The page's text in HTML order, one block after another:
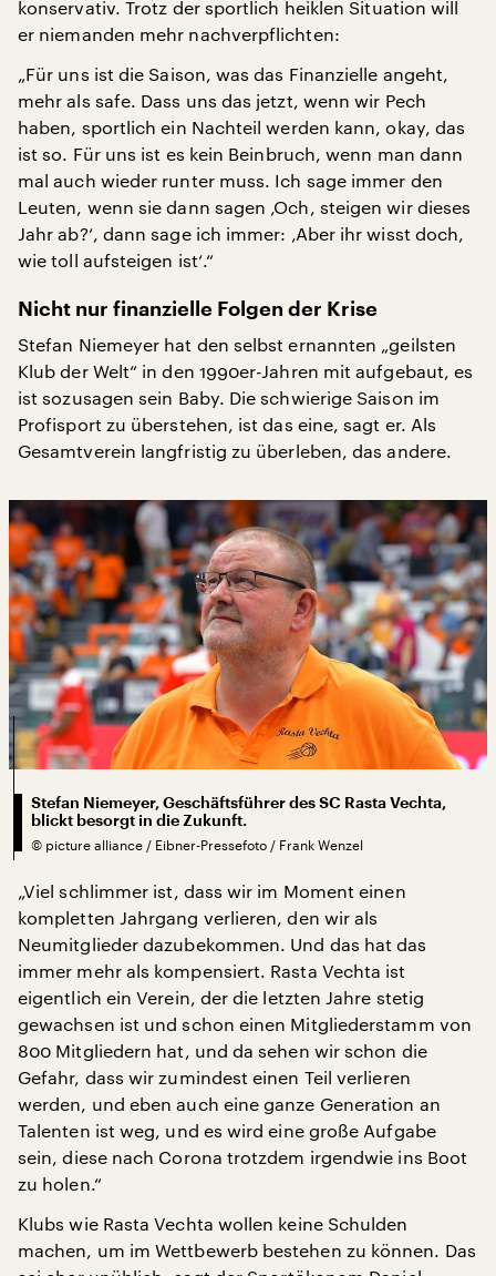
konservativ. Trotz der sportlich heiklen Situation will
er niemanden mehr nachverpflichten:
„Für uns ist die Saison, was das Finanzielle angeht,
mehr als safe. Dass uns das jetzt, wenn wir Pech
haben, sportlich ein Nachteil werden kann, okay, das
ist so. Für uns ist es kein Beinbruch, wenn man dann
mal auch wieder runter muss. Ich sage immer den
Leuten, wenn sie dann sagen ‚Och, steigen wir dieses
Jahr ab?‘, dann sage ich immer: ‚Aber ihr wisst doch,
wie toll aufsteigen ist‘.“
Nicht nur finanzielle Folgen der Krise
Stefan Niemeyer hat den selbst ernannten „geilsten
Klub der Welt“ in den 1990er-Jahren mit aufgebaut, es
ist sozusagen sein Baby. Die schwierige Saison im
Profisport zu überstehen, ist das eine, sagt er. Als
Gesamtverein langfristig zu überleben, das andere.
Stefan Niemeyer, Geschäftsführer des SC Rasta Vechta,
blickt besorgt in die Zukunft.
© picture alliance / Eibner-Pressefoto / Frank Wenzel
„Viel schlimmer ist, dass wir im Moment einen
kompletten Jahrgang verlieren, den wir als
Neumitglieder dazubekommen. Und das hat das
immer mehr als kompensiert. Rasta Vechta ist
eigentlich ein Verein, der die letzten Jahre stetig
gewachsen ist und schon einen Mitgliederstamm von
800 Mitgliedern hat, und da sehen wir schon die
Gefahr, dass wir zumindest einen Teil verlieren
werden, und eben auch eine ganze Generation an
Talenten ist weg, und es wird eine große Aufgabe
sein, diese nach Corona trotzdem irgendwie ins Boot
zu holen.“
Klubs wie Rasta Vechta wollen keine Schulden
machen, um im Wettbewerb bestehen zu können. Das